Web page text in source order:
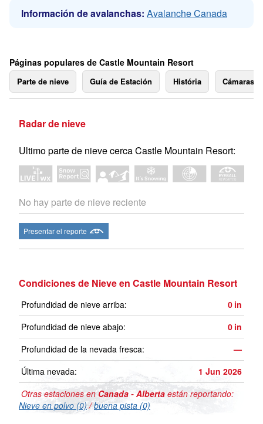
Información de avalanchas: Avalanche Canada
Páginas populares de Castle Mountain Resort
Parte de nieve Guía de Estación História Cámaras
Radar de nieve
Ultimo parte de nieve cerca Castle Mountain Resort:
No hay parte de nieve reciente
Presentar el reporte
Condiciones de Nieve en Castle Mountain Resort
Profundidad de nieve arriba: 0 in
Profundidad de nieve abajo:
0 in
Profundidad de la nevada fresca:
—
Última nevada:
1 Jun 2026
Otras estaciones enCanada - Alberta están reportando:
Nieve en polvo (0)/buena pista (0)